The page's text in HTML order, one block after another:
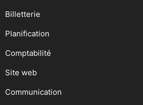
Billetterie
Planification
Comptabilité
Site web
Communication